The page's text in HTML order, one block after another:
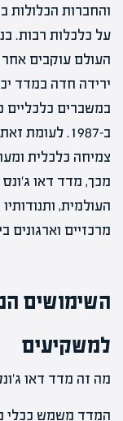
והחברות הכלולות
על כלכלות רבות.
העולם עוקבים
ירידה חדה במדד
ב-1987.
צמיחה כלכלית
מכך, מדד דאו
העולמית,
מרכזיים וארגונים
השימושים
למשקיעים
מה זה מדד דאו
המדד משמש ככלי